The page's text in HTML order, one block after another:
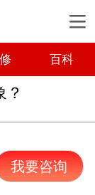
百科
？
我要咨询